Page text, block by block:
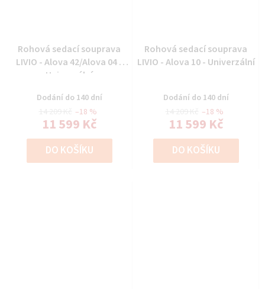
Rohová sedací souprava
LIVIO - Alova 42/Alova 04 -
Univerzální
Dodání do 140 dní
11 599 Kč
–18 %
DO KOŠÍKU
Rohová sedací souprava
LIVIO - Alova 10 - Univerzální
Dodání do 140 dní
11 599 Kč
–18 %
DO KOŠÍKU